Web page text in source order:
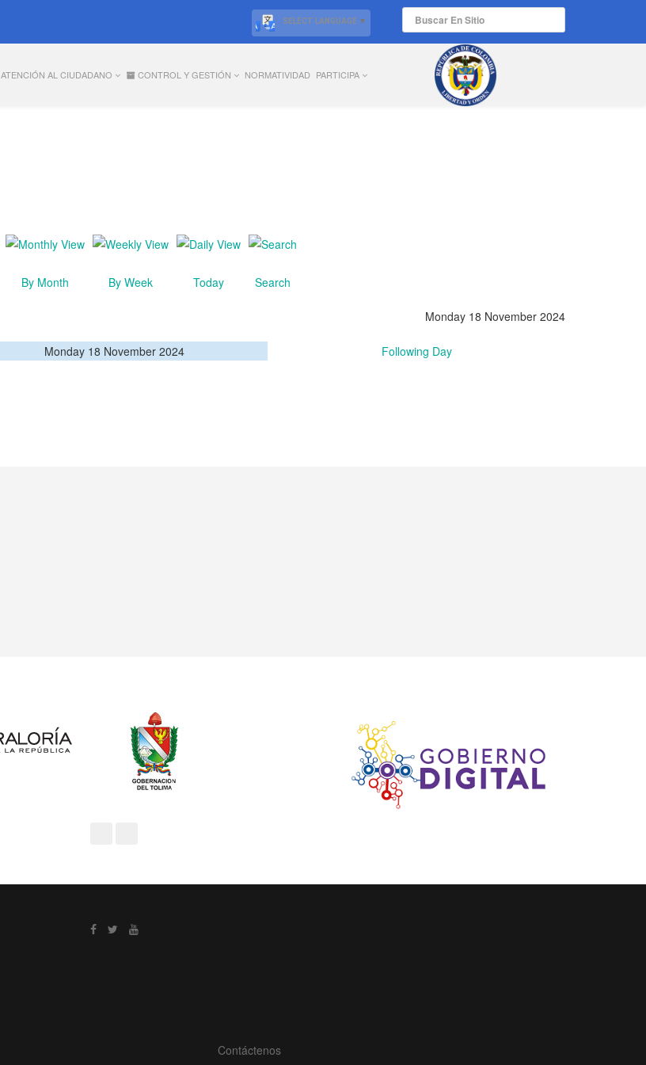
SELECT LANGUAGE ▼
ATENCIÓN AL CIUDADANO CONTROL Y GESTIÓN NORMATIVIDAD PARTICIPA
By Month By Week Today Search
Monday 18 November 2024
Monday 18 November 2024
Following Day
Contáctenos